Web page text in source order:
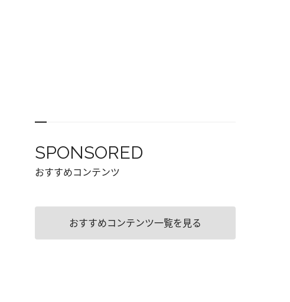
SPONSORED
おすすめコンテンツ
おすすめコンテンツ一覧を見る